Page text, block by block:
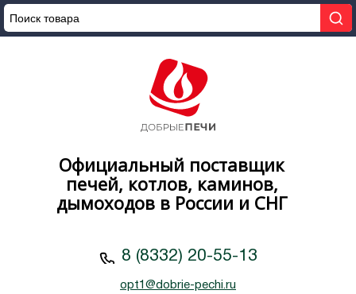
Официальный поставщик
печей, котлов, каминов,
дымоходов в России и СНГ
8 (8332) 20-55-13
opt1@dobrie-pechi.ru